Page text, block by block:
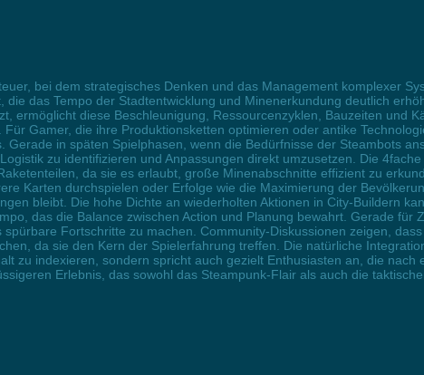
bei dem strategisches Denken und das Management komplexer
das Tempo der Stadtentwicklung und Minenerkundung deutlich
ermöglicht diese Beschleunigung, Ressourcenzyklen, Bauzeiten und
Gamer, die ihre Produktionsketten optimieren oder antike
in späten Spielphasen, wenn die Bedürfnisse der Steambots
zu identifizieren und Anpassungen direkt umzusetzen. Die
da sie es erlaubt, große Minenabschnitte effizient zu
Karten durchspielen oder Erfolge wie die Maximierung der
bleibt. Die hohe Dichte an wiederholten Aktionen in City-Buildern
das die Balance zwischen Action und Planung bewahrt. Gerade für
Fortschritte zu machen. Community-Diskussionen zeigen, dass
da sie den Kern der Spielerfahrung treffen. Die natürliche
zu indexieren, sondern spricht auch gezielt Enthusiasten an, die nach
Erlebnis, das sowohl das Steampunk-Flair als auch die